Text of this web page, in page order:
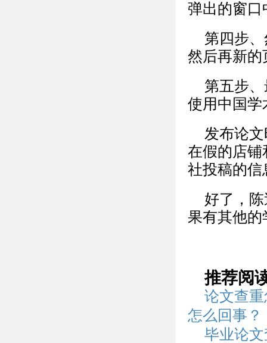
弹出的窗口
第四步
然后再新的
第五步
使用中国学
发布论
在假的店铺
社投稿的信
好了，
果有其他的
推荐阅
论文查
怎么回事？
毕业论